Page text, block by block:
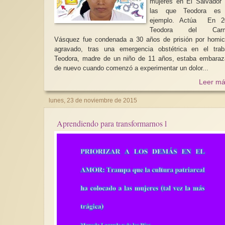
las que Teodora es
ejemplo. Actúa En 2008
Teodora del
Vásquez fue condenada a 30 años de prisión por
agravado, tras una emergencia obstétrica en el
Teodora, madre de un niño de 11 años, estaba
de nuevo cuando comenzó a experimentar un dolor...
Leer
lunes, 23 de noviembre de 2015
Aprendiendo para transformarnos l